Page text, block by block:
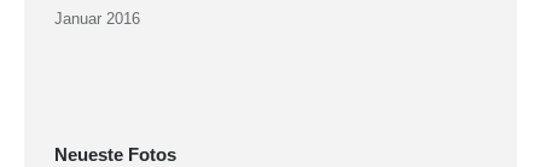
Januar 2016
Neueste Fotos